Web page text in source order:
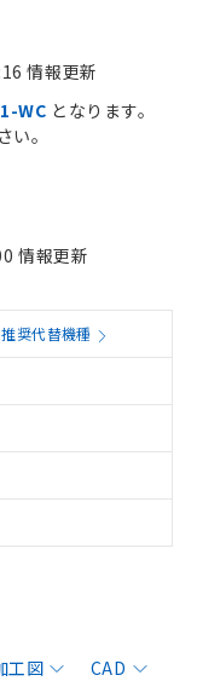
情報更新
WC となります。
。
情報更新
推奨代替機種
工図
CAD